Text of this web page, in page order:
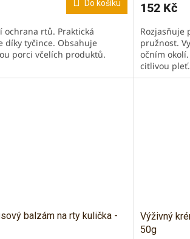
Do košíku
ochrana rtů. Praktická
díky tyčince. Obsahuje
porci včelích produktů.
152 Kč
Rozjasňuje
pružnost.
očním
citlivou pleť.
balzám na rty kulička -
Výživný
50g